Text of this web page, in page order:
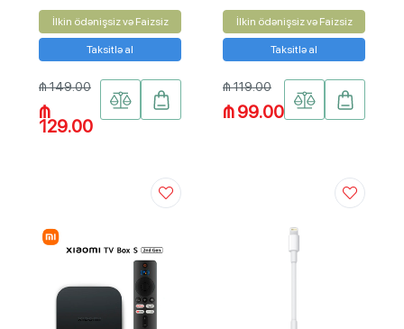
PFJ4197EU
İlkin ödənişsiz və Faizsiz
Taksitlə al
₼ 149.00
₼
129.00
İlkin ödənişsiz və Faizsiz
Taksitlə al
₼ 119.00
₼ 99.00